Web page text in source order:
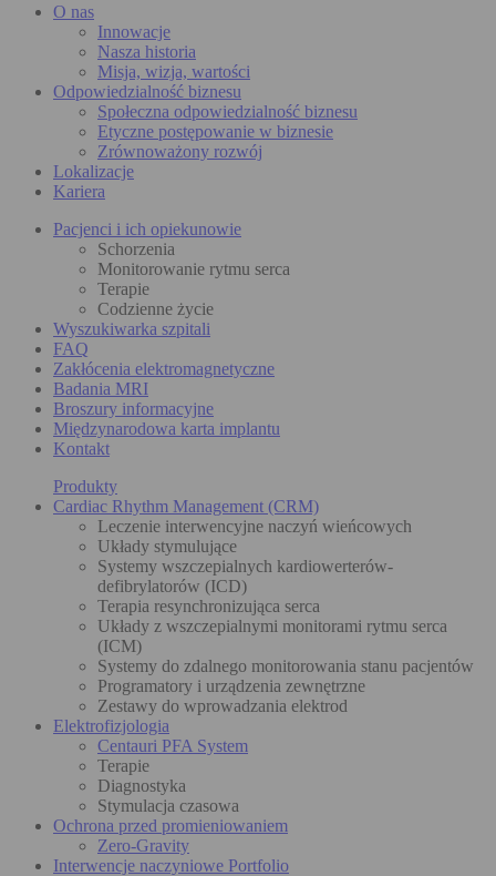
O nas
Innowacje
Nasza historia
Misja, wizja, wartości
Odpowiedzialność biznesu
Społeczna odpowiedzialność biznesu
Etyczne postępowanie w biznesie
Zrównoważony rozwój
Lokalizacje
Kariera
Pacjenci i ich opiekunowie
Schorzenia
Monitorowanie rytmu serca
Terapie
Codzienne życie
Wyszukiwarka szpitali
FAQ
Zakłócenia elektromagnetyczne
Badania MRI
Broszury informacyjne
Międzynarodowa karta implantu
Kontakt
Produkty
Cardiac Rhythm Management (CRM)
Leczenie interwencyjne naczyń wieńcowych
Układy stymulujące
Systemy wszczepialnych kardiowerterów-
defibrylatorów (ICD)
Terapia resynchronizująca serca
Układy z wszczepialnymi monitorami rytmu serca
(ICM)
Systemy do zdalnego monitorowania stanu pacjentów
Programatory i urządzenia zewnętrzne
Zestawy do wprowadzania elektrod
Elektrofizjologia
Centauri PFA System
Terapie
Diagnostyka
Stymulacja czasowa
Ochrona przed promieniowaniem
Zero-Gravity
Interwencje naczyniowe Portfolio